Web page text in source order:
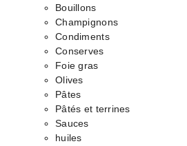
Bouillons
Champignons
Condiments
Conserves
Foie gras
Olives
Pâtes
Pâtés et terrines
Sauces
huiles